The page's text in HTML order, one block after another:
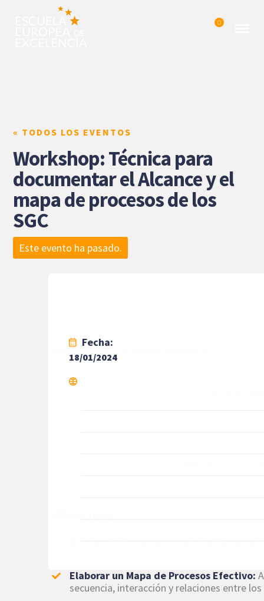
0
« TODOS LOS EVENTOS
Workshop: Técnica para
documentar el Alcance y el
mapa de procesos de los
SGC
Este evento ha pasado.
Fecha:
18/01/2024
Adentrarse en la construcción efectiva del
empresarial y la mejora continua
también una guía fundamental para la
Elaborar un Mapa de Procesos Efectivo:
secuencia, interacción y relaciones entre